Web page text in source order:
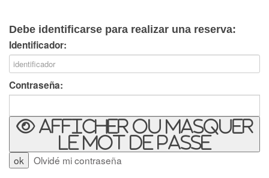
Debe identificarse para realizar una reserva:
Identificador:
Contraseña:
Afficher ou masquer
le mot de passe
Olvidé mi contraseña